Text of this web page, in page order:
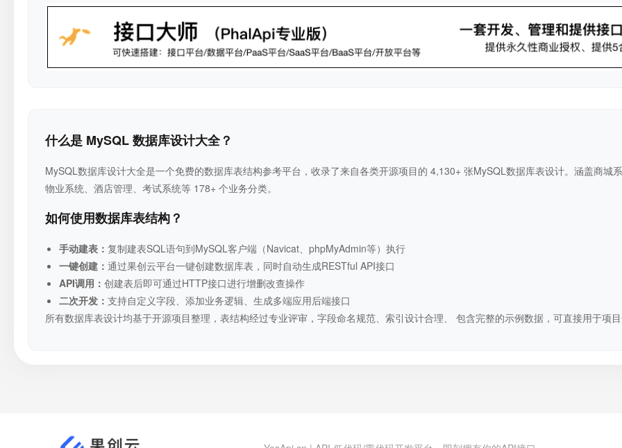
什么是 MySQL 数据库设计大全？
MySQL数据库设计大全是一个免费的数据库表结构参考平台，收录了来自各类开源项目的 4,130+ 张MySQL数据库表设计。涵盖商城
物业系统、酒店管理、考试系统等 178+ 个业务分类。
如何使用数据库表结构？
手动建表： 复制建表SQL语句到MySQL客户端（Navicat、phpMyAdmin等）执行
一键创建： 通过果创云平台一键创建数据库表，同时自动生成RESTful API接口
API调用： 创建表后即可通过HTTP接口进行增删改查操作
二次开发： 支持自定义字段、添加业务逻辑、生成多端应用后端接口
所有数据库表设计均基于开源项目整理，表结构经过专业评审，字段命名规范、索引设计合理、 包含完整的示例数据，可直接用于项